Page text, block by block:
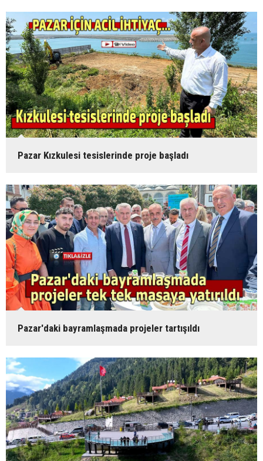
Pazar Kızkulesi tesislerinde proje başladı
Pazar'daki bayramlaşmada projeler tartışıldı